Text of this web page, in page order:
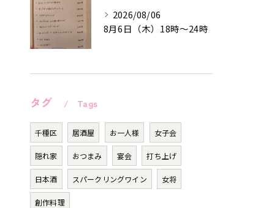
2026/08/06
8月6日（木）18時〜24時
タグ Tags
千種区 居酒屋 お一人様 女子会
隠れ家 おつまみ 宴会 打ち上げ
日本酒 スパークリングワイン 女将
創作料理